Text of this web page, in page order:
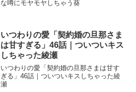
な噂にモヤモヤしちゃう葵
いつわりの愛「契約婚の旦那さま
は甘すぎる」46話｜ついついキス
しちゃった綾瀬
いつわりの愛「契約婚の旦那さまは甘す
ぎる」46話｜ついついキスしちゃった綾
瀬